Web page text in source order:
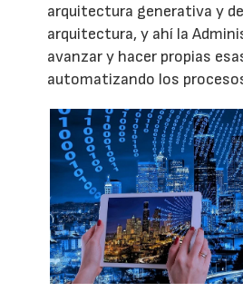
arquitectura generativa y
arquitectura, y ahí la
avanzar y hacer propias
automatizando los